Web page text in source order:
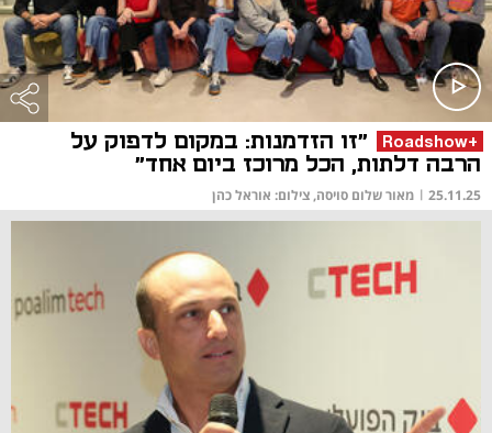
+Roadshow
"זו הזדמנות: במקום לדפוק על
הרבה דלתות, הכל מרוכז ביום אחד"
25.11.25
| מאור שלום סויסה, צילום: אוראל כהן